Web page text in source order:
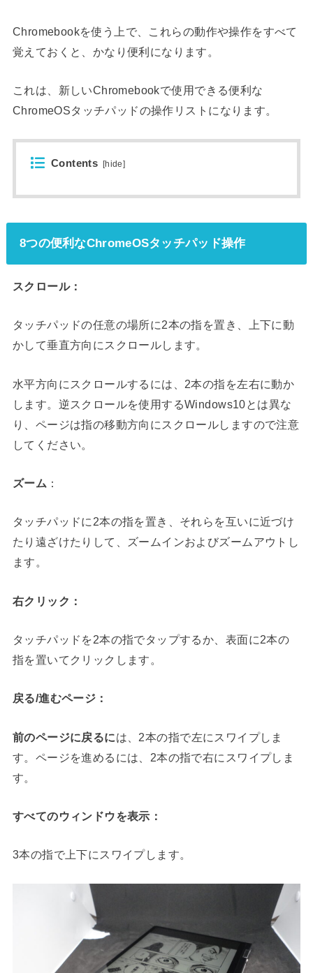
Chromebookを使う上で、これらの動作や操作をすべて
覚えておくと、かなり便利になります。
これは、新しいChromebookで使用できる便利な
ChromeOSタッチパッドの操作リストになります。
Contents [hide]
8つの便利なChromeOSタッチパッド操作
スクロール：
タッチパッドの任意の場所に2本の指を置き、上下に動
かして垂直方向にスクロールします。
水平方向にスクロールするには、2本の指を左右に動か
します。逆スクロールを使用するWindows10とは異な
り、ページは指の移動方向にスクロールしますので注意
してください。
ズーム ：
タッチパッドに2本の指を置き、それらを互いに近づけ
たり遠ざけたりして、ズームインおよびズームアウトし
ます。
右クリック：
タッチパッドを2本の指でタップするか、表面に2本の
指を置いてクリックします。
戻る/進むページ：
前のページに戻るには、2本の指で左にスワイプしま
す。ページを進めるには、2本の指で右にスワイプしま
す。
すべてのウィンドウを表示：
3本の指で上下にスワイプします。